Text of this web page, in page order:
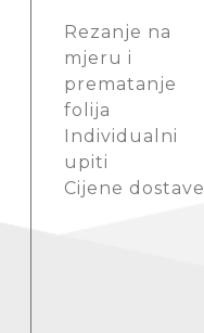
Rezanje na
mjeru i
prematanje
folija
Individualni
upiti
Cijene dostave